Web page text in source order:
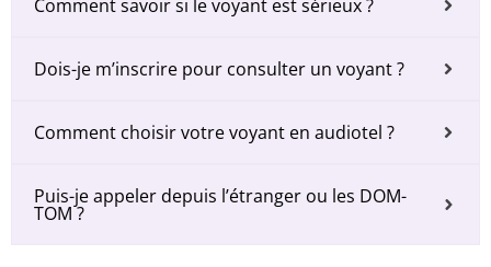
Comment savoir si le voyant est sérieux ?
Dois-je m’inscrire pour consulter un voyant ?
Comment choisir votre voyant en audiotel ?
Puis-je appeler depuis l’étranger ou les DOM-
TOM ?